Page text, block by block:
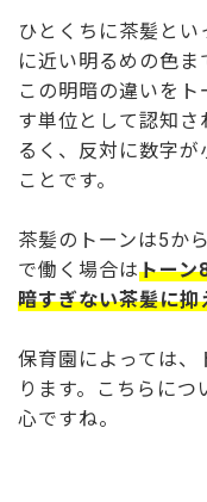
ひとくちに茶髪と
に近い明るめの色ま
この明暗の違いを
す単位として認知さ
るく、反対に数字
ことです。
茶髪のトーンは5か
で働く場合はトーン
暗すぎない茶髪に抑
保育園によっては、
ります。こちらに
心ですね。